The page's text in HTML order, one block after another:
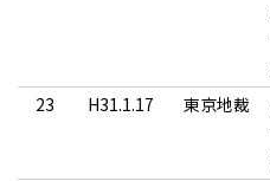
23
H31.1.17 東京地裁